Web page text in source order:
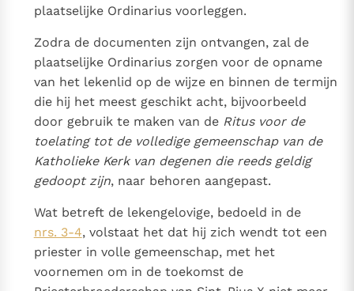
plaatselijke Ordinarius voorleggen.
Zodra de documenten zijn ontvangen, zal de
plaatselijke Ordinarius zorgen voor de opname
van het lekenlid op de wijze en binnen de termijn
die hij het meest geschikt acht, bijvoorbeeld
door gebruik te maken van de Ritus voor de
toelating tot de volledige gemeenschap van de
Katholieke Kerk van degenen die reeds geldig
gedoopt zijn, naar behoren aangepast.
Wat betreft de lekengelovige, bedoeld in de
nrs. 3-4, volstaat het dat hij zich wendt tot een
priester in volle gemeenschap, met het
voornemen om in de toekomst de